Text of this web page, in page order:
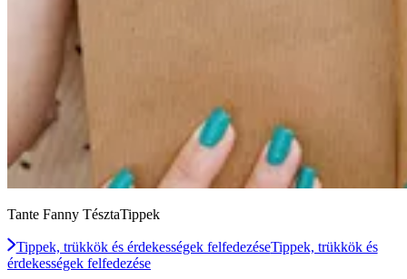
Tante Fanny TésztaTippek
Tippek, trükkök és érdekességek felfedezéseTippek, trükkök és
érdekességek felfedezése